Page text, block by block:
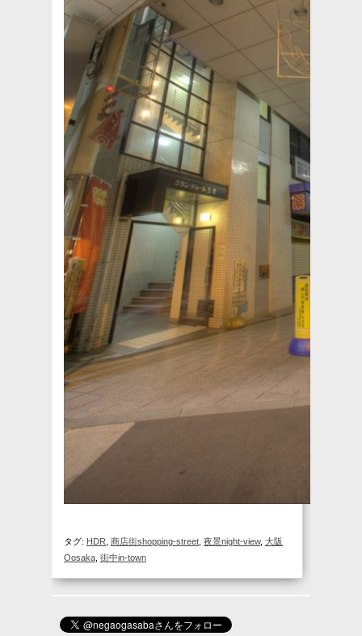
タグ: HDR, 商店街shopping-street, 夜景night-view, 大阪
Oosaka, 街中in-town